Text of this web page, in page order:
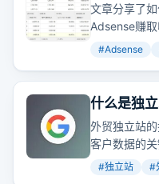
Adsense
文章分享了
Adsense赚
的重要性，
#Adsense
什么是独
推广？
外贸独立站
客户数据的
势、搭建方
#独立站 #